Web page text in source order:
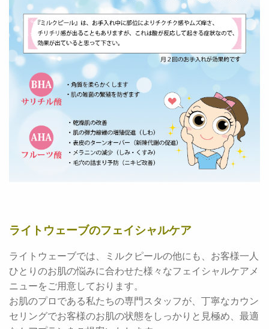
ライトウェーブのフェイシャルケア
ライトウェーブでは、ミルクピールの他にも、お客様一人
ひとりのお肌の悩みに合わせた様々なフェイシャルケアメ
ニューをご用意しております。
お肌のプロである私たちの専門スタッフが、丁寧なカウン
セリングでお客様のお肌の状態をしっかりと見極め、最適